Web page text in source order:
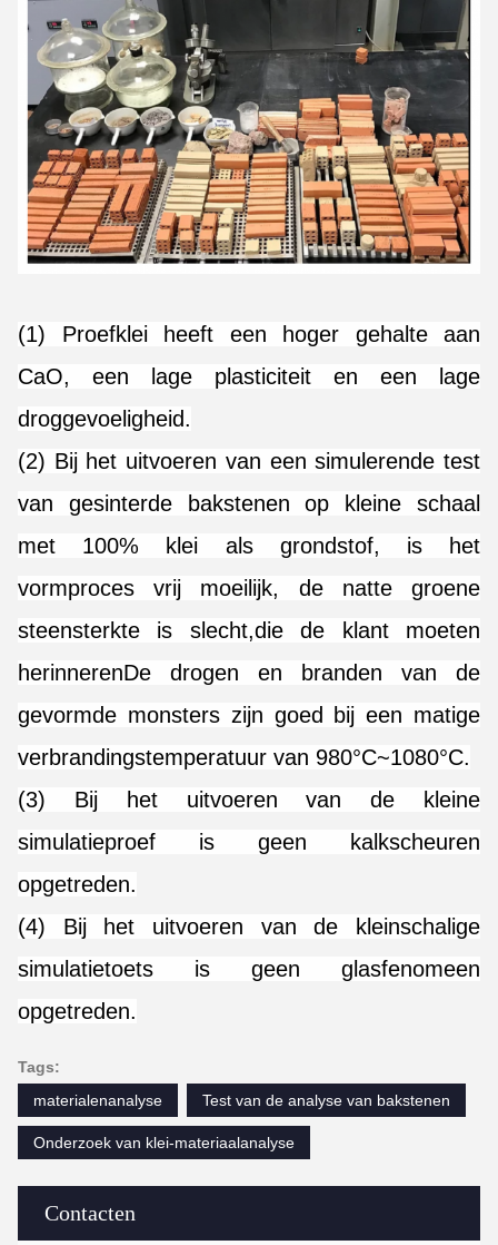
Contacten
(1) Proefklei heeft een hoger gehalte aan
CaO, een lage plasticiteit en een lage
droggevoeligheid.
(2) Bij het uitvoeren van een simulerende test
van gesinterde bakstenen op kleine schaal
met 100% klei als grondstof, is het
vormproces vrij moeilijk, de natte groene
steensterkte is slecht,die de klant moeten
herinnerenDe drogen en branden van de
gevormde monsters zijn goed bij een matige
verbrandingstemperatuur van 980°C~1080°C.
(3) Bij het uitvoeren van de kleine
simulatieproef is geen kalkscheuren
opgetreden.
(4) Bij het uitvoeren van de kleinschalige
simulatietoets is geen glasfenomeen
opgetreden.
Tags:
materialenanalyse
Test van de analyse van bakstenen
Onderzoek van klei-materiaalanalyse